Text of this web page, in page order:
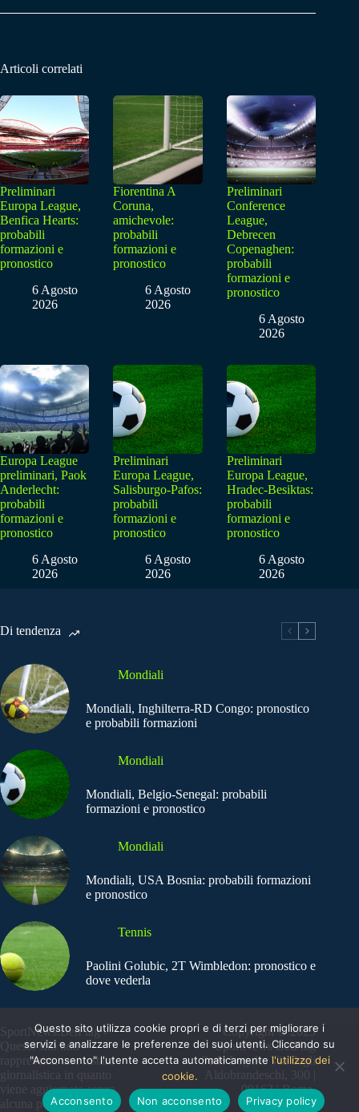
Articoli correlati
Preliminari
Europa League,
Benfica Hearts:
probabili
formazioni e
pronostico
6 Agosto
2026
Fiorentina A
Coruna,
amichevole:
probabili
formazioni e
pronostico
6 Agosto
2026
Preliminari
Conference
League,
Debrecen
Copenaghen:
probabili
formazioni e
pronostico
6 Agosto
2026
Europa League
preliminari, Paok
Anderlecht:
probabili
formazioni e
pronostico
6 Agosto
2026
Preliminari
Europa League,
Salisburgo-Pafos:
probabili
formazioni e
pronostico
6 Agosto
2026
Preliminari
Europa League,
Hradec-Besiktas:
probabili
formazioni e
pronostico
6 Agosto
2026
Di tendenza
Mondiali
Mondiali, Inghilterra-RD Congo: pronostico
e probabili formazioni
Mondiali
Mondiali, Belgio-Senegal: probabili
formazioni e pronostico
Mondiali
Mondiali, USA Bosnia: probabili formazioni
e pronostico
Tennis
Paolini Golubic, 2T Wimbledon: pronostico e
dove vederla
SportNews.BetFlag -
Questo sito non
rappresenta una testata
giornalistica in quanto
viene aggiornato senza
alcuna periodicità
Copyright © 2025
SportNews BetFlag
Sede Legale: Via degli
Aldobrandeschi, 300 |
00163 | Roma
Questo sito utilizza cookie propri e di terzi per migliorare i
servizi e analizzare le preferenze dei suoi utenti. Cliccando su
"Acconsento" l'utente accetta automaticamente l'utilizzo dei
cookie.
Acconsento
Non acconsento Privacy policy